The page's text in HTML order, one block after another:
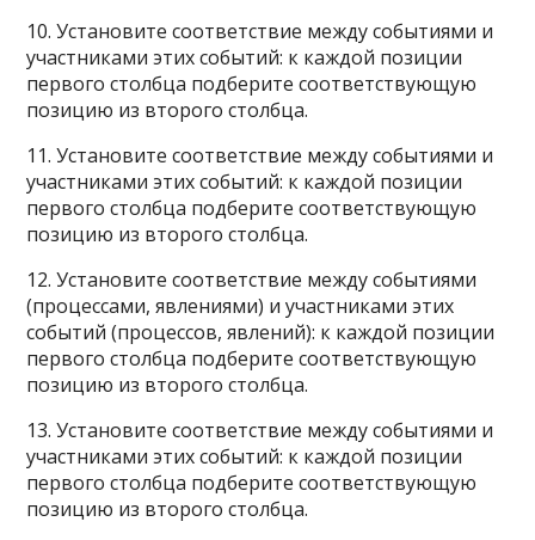
10. Установите соответствие между событиями и
участниками этих событий: к каждой позиции
первого столбца подберите соответствующую
позицию из второго столбца.
11. Установите соответствие между событиями и
участниками этих событий: к каждой позиции
первого столбца подберите соответствующую
позицию из второго столбца.
12. Установите соответствие между событиями
(процессами, явлениями) и участниками этих
событий (процессов, явлений): к каждой позиции
первого столбца подберите соответствующую
позицию из второго столбца.
13. Установите соответствие между событиями и
участниками этих событий: к каждой позиции
первого столбца подберите соответствующую
позицию из второго столбца.